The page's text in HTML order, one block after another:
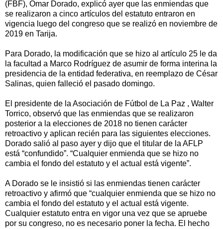
(FBF), Omar Dorado, explicó ayer que las enmiendas que
se realizaron a cinco artículos del estatuto entraron en
vigencia luego del congreso que se realizó en noviembre de
2019 en Tarija.
Para Dorado, la modificación que se hizo al artículo 25 le da
la facultad a Marco Rodríguez de asumir de forma interina la
presidencia de la entidad federativa, en reemplazo de César
Salinas, quien falleció el pasado domingo.
El presidente de la Asociación de Fútbol de La Paz , Walter
Torrico, observó que las enmiendas que se realizaron
posterior a la elecciones de 2018 no tienen carácter
retroactivo y aplican recién para las siguientes elecciones.
Dorado salió al paso ayer y dijo que el titular de la AFLP
está “confundido”. “Cualquier enmienda que se hizo no
cambia el fondo del estatuto y el actual está vigente”.
A Dorado se le insistió si las enmiendas tienen carácter
retroactivo y afirmó que “cualquier enmienda que se hizo no
cambia el fondo del estatuto y el actual está vigente.
Cualquier estatuto entra en vigor una vez que se apruebe
por su congreso, no es necesario poner la fecha. El hecho